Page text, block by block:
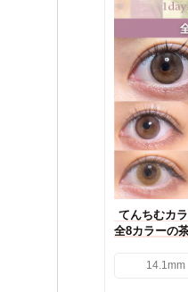
てんちむカ
全8カラーの
14.1mm